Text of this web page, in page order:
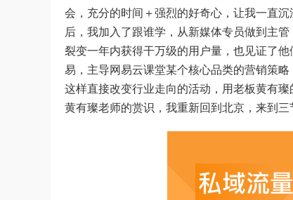
会，充分的时间＋强烈的好奇心，让我一直
后，我加入了跟谁学，从新媒体专员做到主
裂变一年内获得干万级的用户量，也见证了
易，主导网易云课堂某个核心品类的营销策
这样直接改变行业走向的活动，用老板黄有
黄有璨老师的赏识，我重新回到北京，来到三